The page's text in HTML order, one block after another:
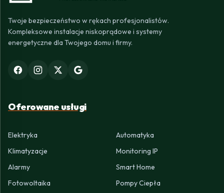
Twoje bezpieczeństwo w rękach profesjonalistów.
Kompleksowe instalacje niskoprądowe i systemy
energetyczne dla Twojego domu i firmy.
Oferowane usługi
Elektryka
Automatyka
Klimatyzacje
Monitoring IP
Alarmy
Smart Home
Fotowoltaika
Pompy Ciepła